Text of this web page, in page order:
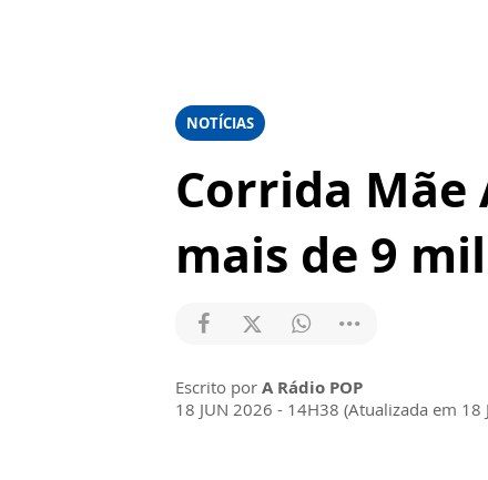
NOTÍCIAS
Corrida Mãe
mais de 9
Escrito por A Rádio POP
18 JUN 2026 - 14H38 (Atualizada em 18